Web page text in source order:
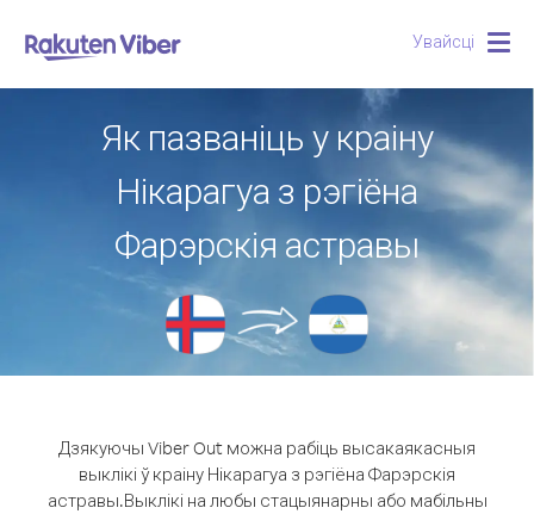
Увайсці
Як пазваніць у краіну
Нікарагуа з рэгіёна
Фарэрскія астравы
Дзякуючы Viber Out можна рабіць высакаякасныя
выклікі ў краіну Нікарагуа з рэгіёна Фарэрскія
астравы.Выклікі на любы стацыянарны або мабільны